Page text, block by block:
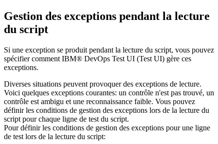
Gestion des exceptions pendant la lecture
du script
Si une exception se produit pendant la lecture du script, vous pouvez
spécifier comment IBM® DevOps Test UI (Test UI) gère ces
exceptions.
Diverses situations peuvent provoquer des exceptions de lecture.
Voici quelques exceptions courantes: un contrôle n'est pas trouvé, un
contrôle est ambigu et une reconnaissance faible. Vous pouvez
définir les conditions de gestion des exceptions lors de la lecture du
script pour chaque ligne de test du script.
Pour définir les conditions de gestion des exceptions pour une ligne
de test lors de la lecture du script: